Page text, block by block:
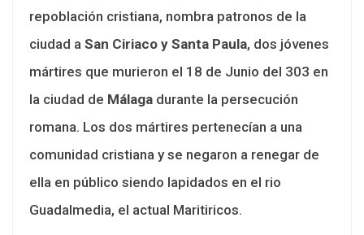
repoblación cristiana, nombra patronos de la
ciudad a San Ciriaco y Santa Paula, dos jóvenes
mártires que murieron el 18 de Junio del 303 en
la ciudad de Málaga durante la persecución
romana. Los dos mártires pertenecían a una
comunidad cristiana y se negaron a renegar de
ella en público siendo lapidados en el rio
Guadalmedia, el actual Maritiricos.